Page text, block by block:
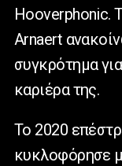
Hooverphonic.
Arnaert
συγκρότημα
καριέρα της.
Το 2020
κυκλοφόρησε